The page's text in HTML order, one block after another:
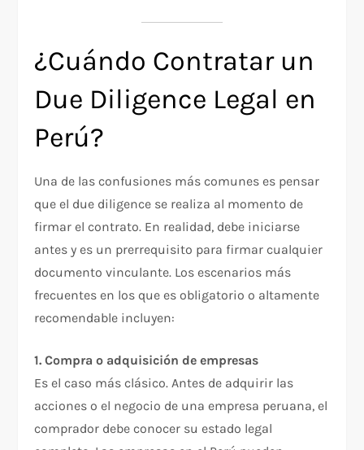
¿Cuándo Contratar un
Due Diligence Legal en
Perú?
Una de las confusiones más comunes es pensar
que el due diligence se realiza al momento de
firmar el contrato. En realidad, debe iniciarse
antes y es un prerrequisito para firmar cualquier
documento vinculante. Los escenarios más
frecuentes en los que es obligatorio o altamente
recomendable incluyen:
1. Compra o adquisición de empresas
Es el caso más clásico. Antes de adquirir las
acciones o el negocio de una empresa peruana, el
comprador debe conocer su estado legal